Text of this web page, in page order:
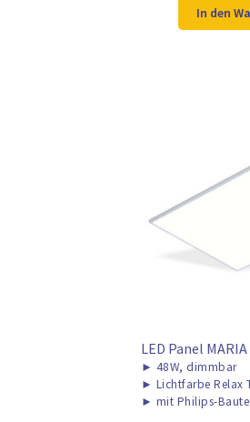
war:
In den
LED Panel
► 48W, dimmbar
► Lichtfarbe Relax
► mit Philips-